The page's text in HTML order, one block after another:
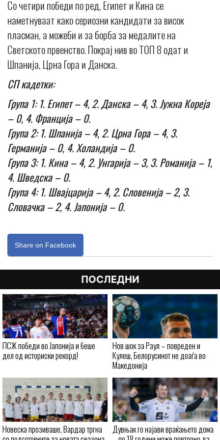
Со четири победи по ред, Египет и Кина се
наметнуваат како сериозни кандидати за висок
пласман, а можеби и за борба за медалите на
Светското првенство. Покрај нив во ТОП 8 одат и
Шпанија, Црна Гора и Данска.
СП кадетки:
Група 1: 1. Египет – 4, 2. Данска – 4, 3. Јужна Кореја
– 0, 4. Франција – 0.
Група 2: 1. Шпанија – 4, 2. Црна Гора – 4, 3.
Германија – 0, 4. Холандија – 0.
Група 3: 1. Кина – 4, 2. Унгарија – 3, 3. Романија – 1,
4. Шведска – 0.
Група 4: 1. Швајцарија – 4, 2. Словенија – 2, 3.
Словачка – 2, 4. Јапонија – 0.
Share on Facebook
ПОСЛЕДНИ
ПСЖ победи во Јапонија и беше
дел од историски рекорд!
Нов шок за Раул – повреден и
Кулеш, Белорусинот не доаѓа во
Македонија
Новеска прозиваше, Вардар тргна
Дувњак го најави враќањето дома